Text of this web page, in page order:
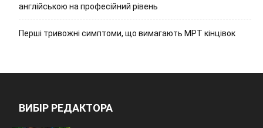
англійською на професійний рівень
Перші тривожні симптоми, що вимагають МРТ кінцівок
ВИБІР РЕДАКТОРА